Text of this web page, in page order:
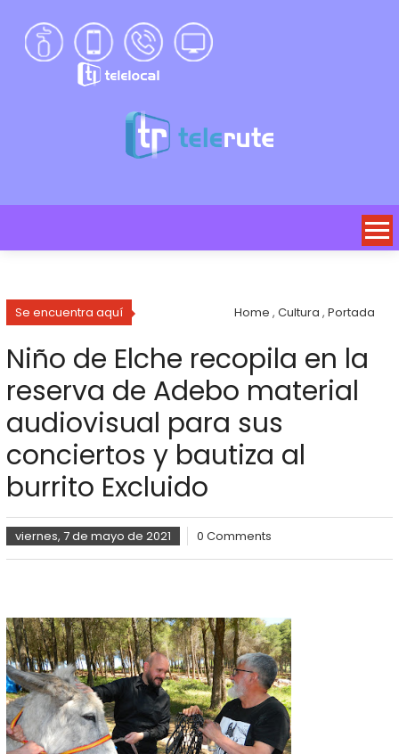
Se encuentra aquí Home ,Cultura ,Portada
Niño de Elche recopila en la
reserva de Adebo material
audiovisual para sus
conciertos y bautiza al
burrito Excluido
viernes, 7 de mayo de 2021 0 Comments